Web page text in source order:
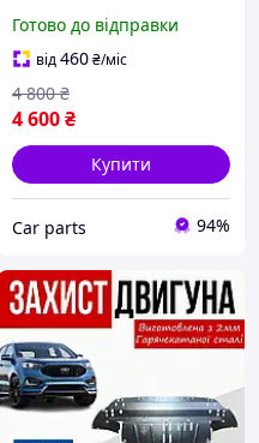
Закриває Радіатор, КПП и
ДВС піддон картера.
Матеріал
Готово до відправки
від460₴/міс
4 600₴
4 800 ₴
Купити
Сar parts 94%